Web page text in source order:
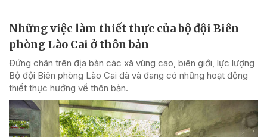
Những việc làm thiết thực của bộ đội Biên
phòng Lào Cai ở thôn bản
Đứng chân trên địa bàn các xã vùng cao, biên giới, lực lượng
Bộ đội Biên phòng Lào Cai đã và đang có những hoạt động
thiết thực hướng về thôn bản.